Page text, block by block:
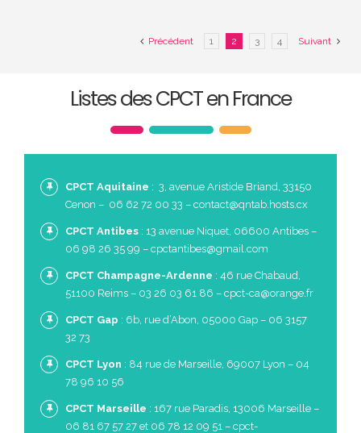
Précédent 1 2 3 4 Suivant
Listes des CPCT en France
CPCT Aquitaine : 3, avenue Aristide Briand, 33150
Cenon – 06 62 72 00 33 – contact@qntab.hosts.cx
CPCT Antibes : 13 avenue Niquet, 06600 Antibes –
06 98 26 35 99 – cpctantibes@gmail.com
CPCT Champagne-Ardenne : 46 rue Chabaud,
51100 Reims – 03 26 03 61 86 – cpct-ca@orange.fr
CPCT Gap : 6b, rue d’Abon, 05000 Gap – 06 3157
32 73
CPCT Lyon : 84 rue de Marseille, 69007 Lyon – 04
78 96 10 56
CPCT Marseille : 167 rue Paradis, 13006 Marseille –
06 81 67 57 27 et 06 78 12 09 51 – cpct-